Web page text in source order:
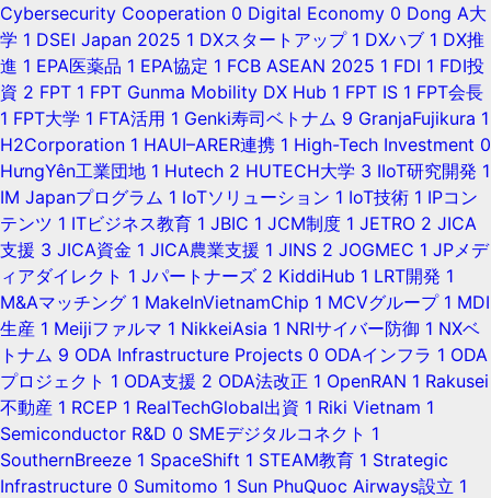
Cybersecurity Cooperation 0 Digital Economy 0 Dong A大
学 1 DSEI Japan 2025 1 DXスタートアップ 1 DXハブ 1 DX推
進 1 EPA医薬品 1 EPA協定 1 FCB ASEAN 2025 1 FDI 1 FDI投
資 2 FPT 1 FPT Gunma Mobility DX Hub 1 FPT IS 1 FPT会長
1 FPT大学 1 FTA活用 1 Genki寿司ベトナム 9 GranjaFujikura 1
H2Corporation 1 HAUI–ARER連携 1 High-Tech Investment 0
HưngYên工業団地 1 Hutech 2 HUTECH大学 3 IIoT研究開発 1
IM Japanプログラム 1 IoTソリューション 1 IoT技術 1 IPコン
テンツ 1 ITビジネス教育 1 JBIC 1 JCM制度 1 JETRO 2 JICA
支援 3 JICA資金 1 JICA農業支援 1 JINS 2 JOGMEC 1 JPメデ
ィアダイレクト 1 Jパートナーズ 2 KiddiHub 1 LRT開発 1
M&Aマッチング 1 MakeInVietnamChip 1 MCVグループ 1 MDI
生産 1 Meijiファルマ 1 NikkeiAsia 1 NRIサイバー防御 1 NXベ
トナム 9 ODA Infrastructure Projects 0 ODAインフラ 1 ODA
プロジェクト 1 ODA支援 2 ODA法改正 1 OpenRAN 1 Rakusei
不動産 1 RCEP 1 RealTechGlobal出資 1 Riki Vietnam 1
Semiconductor R&D 0 SMEデジタルコネクト 1
SouthernBreeze 1 SpaceShift 1 STEAM教育 1 Strategic
Infrastructure 0 Sumitomo 1 Sun PhuQuoc Airways設立 1